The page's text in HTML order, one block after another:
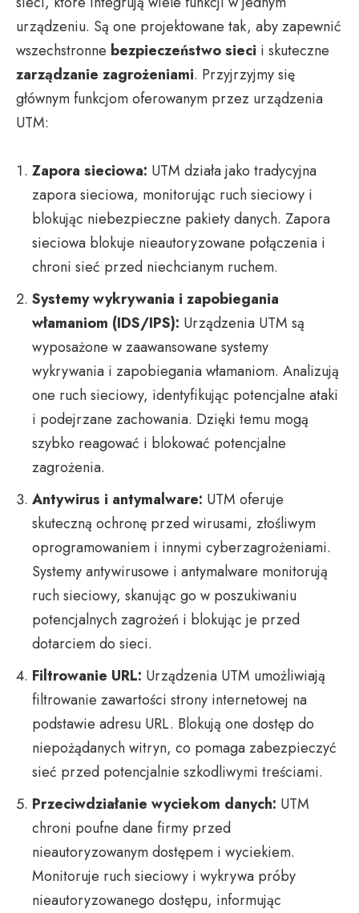
urządzeniu. Są one projektowane tak, aby zapewnić
wszechstronne bezpieczeństwo sieci i skuteczne
zarządzanie zagrożeniami. Przyjrzyjmy się
głównym funkcjom oferowanym przez urządzenia
UTM:
Zapora sieciowa: UTM działa jako tradycyjna
zapora sieciowa, monitorując ruch sieciowy i
blokując niebezpieczne pakiety danych. Zapora
sieciowa blokuje nieautoryzowane połączenia i
chroni sieć przed niechcianym ruchem.
Systemy wykrywania i zapobiegania
włamaniom (IDS/IPS): Urządzenia UTM są
wyposażone w zaawansowane systemy
wykrywania i zapobiegania włamaniom. Analizują
one ruch sieciowy, identyfikując potencjalne ataki
i podejrzane zachowania. Dzięki temu mogą
szybko reagować i blokować potencjalne
zagrożenia.
Antywirus i antymalware: UTM oferuje
skuteczną ochronę przed wirusami, złośliwym
oprogramowaniem i innymi cyberzagrożeniami.
Systemy antywirusowe i antymalware monitorują
ruch sieciowy, skanując go w poszukiwaniu
potencjalnych zagrożeń i blokując je przed
dotarciem do sieci.
Filtrowanie URL: Urządzenia UTM umożliwiają
filtrowanie zawartości strony internetowej na
podstawie adresu URL. Blokują one dostęp do
niepożądanych witryn, co pomaga zabezpieczyć
sieć przed potencjalnie szkodliwymi treściami.
Przeciwdziałanie wyciekom danych: UTM
chroni poufne dane firmy przed
nieautoryzowanym dostępem i wyciekiem.
Monitoruje ruch sieciowy i wykrywa próby
nieautoryzowanego dostępu, informując